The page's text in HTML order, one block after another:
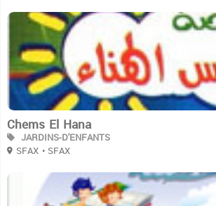
Chems El Hana
JARDINS-D'ENFANTS
SFAX • SFAX